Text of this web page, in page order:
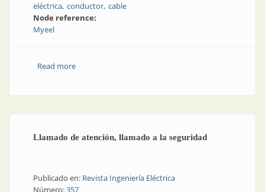
eléctrica conductor cable
Node reference:
Myeel
Read moreabout Detectores de falla: para ubicar con precisión
Llamado de atención, llamado a la seguridad
Publicado en: Revista Ingeniería Eléctrica
Número:357